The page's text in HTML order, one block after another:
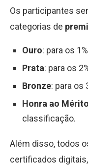
Os participantes
categorias de
Ouro: para os
Prata: para os
Bronze: para os
Honra ao Mérito
classificação.
Além disso, todos
certificados